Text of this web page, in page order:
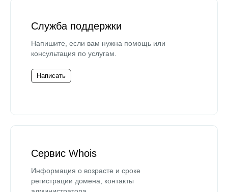
Служба поддержки
Напишите, если вам нужна помощь или
консультация по услугам.
Написать
Сервис Whois
Информация о возрасте и сроке
регистрации домена, контакты